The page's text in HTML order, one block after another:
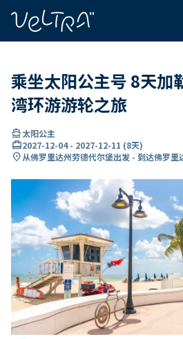
乘坐太阳公主号 8天加
湾环游游轮之旅
directions_boat太阳公主
card_travel2027-12-04- 2027-12-11 (8天)
location_on从佛罗里达州劳德代尔堡出发 - 到达佛罗里